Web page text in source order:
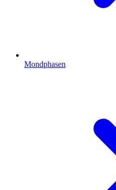
Mondphasen